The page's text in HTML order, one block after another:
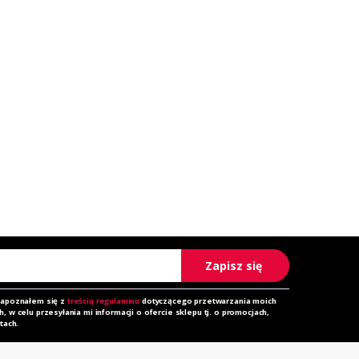
Zapisz się
się z treścią regulaminu dotyczącego przetwarzania moich
w celu przesyłania mi informacji o ofercie sklepu tj. o promocjach,